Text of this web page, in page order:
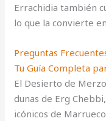
Errachidia también
lo que la convierte
Preguntas
Tu Guía Completa
El Desierto de
dunas de Erg
icónicos de